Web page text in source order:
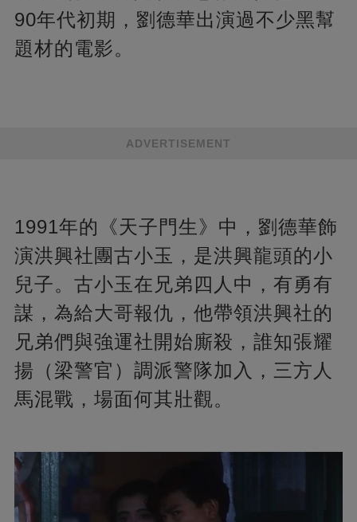
90年代初期，劉德華出演過不少黑幫
題材的電影。
ADVERTISEMENT
1991年的《天子門生》中，劉德華飾
演洪興社團古小玉，是洪興龍頭的小
兒子。古小玉在兄弟四人中，有勇有
謀，為給大哥報仇，他帶領洪興社的
兄弟們與強運社開始廝殺，誰知張耀
揚（梁警官）調派警隊加入，三方人
馬混戰，場面何其壯觀。